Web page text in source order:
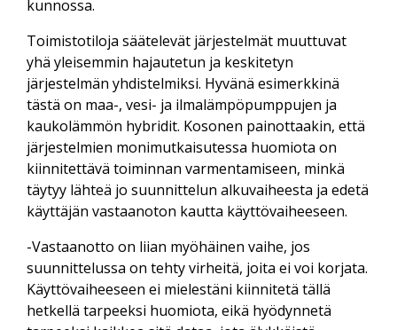
kunnossa.
Toimistotiloja säätelevät järjestelmät muuttuvat
yhä yleisemmin hajautetun ja keskitetyn
järjestelmän yhdistelmiksi. Hyvänä esimerkkinä
tästä on maa-, vesi- ja ilmalämpöpumppujen ja
kaukolämmön hybridit. Kosonen painottaakin, että
järjestelmien monimutkaisutessa huomiota on
kiinnitettävä toiminnan varmentamiseen, minkä
täytyy lähteä jo suunnittelun alkuvaiheesta ja edetä
käyttäjän vastaanoton kautta käyttövaiheeseen.
-Vastaanotto on liian myöhäinen vaihe, jos
suunnittelussa on tehty virheitä, joita ei voi korjata.
Käyttövaiheeseen ei mielestäni kiinnitetä tällä
hetkellä tarpeeksi huomiota, eikä hyödynnetä